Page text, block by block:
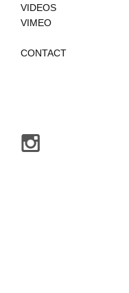
VIDEOS
VIMEO
CONTACT